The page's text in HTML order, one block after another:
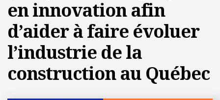
en innovation afin
d’aider à faire évoluer
l’industrie de la
construction au Québec